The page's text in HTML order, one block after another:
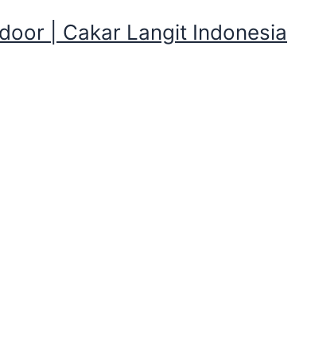
| Cakar Langit Indonesia
dan Perlengkapan